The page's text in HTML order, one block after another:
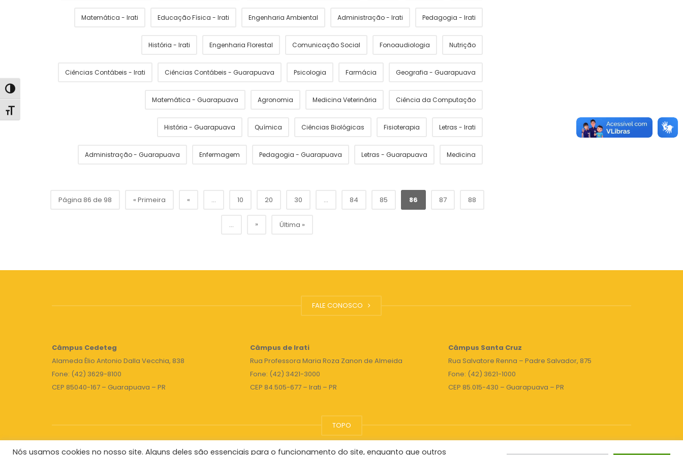
Alternar alto contraste
Alternar tamanho da fonte
Matemática - Irati Educação Física - Irati Engenharia Ambiental Administração - Irati Pedagogia - Irati
História - Irati Engenharia Florestal Comunicação Social Fonoaudiologia Nutrição
Ciências Contábeis - Irati Ciências Contábeis - Guarapuava Psicologia Farmácia Geografia - Guarapuava
Matemática - Guarapuava Agronomia Medicina Veterinária Ciência da Computação
História - Guarapuava Química Ciências Biológicas Fisioterapia Letras - Irati
Administração - Guarapuava Enfermagem Pedagogia - Guarapuava Letras - Guarapuava Medicina
Página 86 de 98 « Primeira « ... 10 20 30 ... 84 85 86 87 88
... » Última »
FALE CONOSCO
Câmpus Cedeteg
Alameda Élio Antonio Dalla Vecchia, 838
Fone: (42) 3629-8100
CEP 85040-167 – Guarapuava – PR
Câmpus de Irati
Rua Professora Maria Roza Zanon de Almeida
Fone: (42) 3421-3000
CEP 84.505-677 – Irati – PR
Câmpus Santa Cruz
Rua Salvatore Renna – Padre Salvador, 875
Fone: (42) 3621-1000
CEP 85.015-430 – Guarapuava – PR
TOPO
Nós usamos cookies no nosso site. Alguns deles são essenciais para o funcionamento do site, enquanto que outros